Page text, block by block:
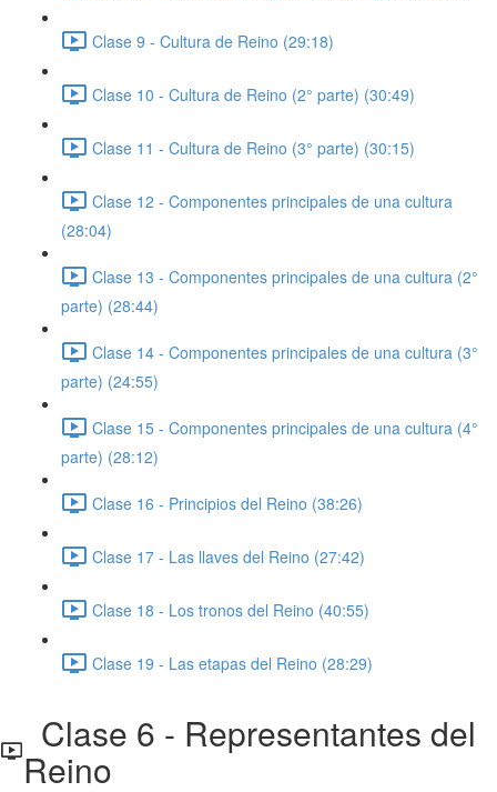
Clase 9 - Cultura de Reino (29:18)
Clase 10 - Cultura de Reino (2° parte) (30:49)
Clase 11 - Cultura de Reino (3° parte) (30:15)
Clase 12 - Componentes principales de una cultura
(28:04)
Clase 13 - Componentes principales de una cultura (2°
parte) (28:44)
Clase 14 - Componentes principales de una cultura (3°
parte) (24:55)
Clase 15 - Componentes principales de una cultura (4°
parte) (28:12)
Clase 16 - Principios del Reino (38:26)
Clase 17 - Las llaves del Reino (27:42)
Clase 18 - Los tronos del Reino (40:55)
Clase 19 - Las etapas del Reino (28:29)
Clase 6 - Representantes del
Reino